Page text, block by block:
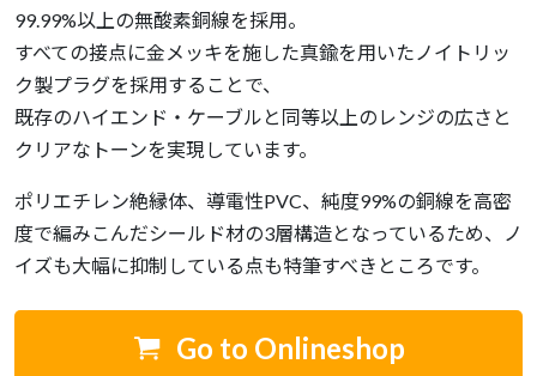
99.99%以上の無酸素銅線を採用。
すべての接点に金メッキを施した真鍮を用いたノイトリッ
ク製プラグを採用することで、
既存のハイエンド・ケーブルと同等以上のレンジの広さと
クリアなトーンを実現しています。
ポリエチレン絶縁体、導電性PVC、純度99%の銅線を高密
度で編みこんだシールド材の3層構造となっているため、ノ
イズも大幅に抑制している点も特筆すべきところです。
Go to Onlineshop